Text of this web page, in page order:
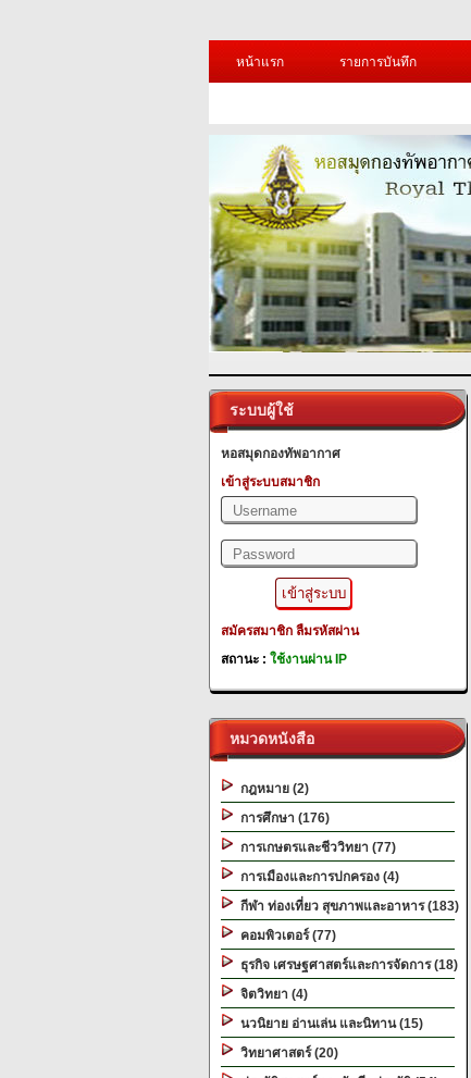
หน้าแรก
รายการบันทึก
ระบบผู้ใช้
หอสมุดกองทัพอากาศ
เข้าสู่ระบบสมาชิก
สมัครสมาชิก ลืมรหัสผ่าน
สถานะ : ใช้งานผ่าน IP
หมวดหนังสือ
กฎหมาย (2)
การศึกษา (176)
การเกษตรและชีววิทยา (77)
การเมืองและการปกครอง (4)
กีฬา ท่องเที่ยว สุขภาพและอาหาร (183)
คอมพิวเตอร์ (77)
ธุรกิจ เศรษฐศาสตร์และการจัดการ (18)
จิตวิทยา (4)
นวนิยาย อ่านเล่น และนิทาน (15)
วิทยาศาสตร์ (20)